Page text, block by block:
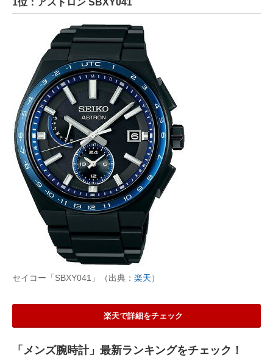
セイコー「SBXY041」（出典： 楽天）
楽天で詳細をチェック
「メンズ腕時計」最新ランキングをチェック！